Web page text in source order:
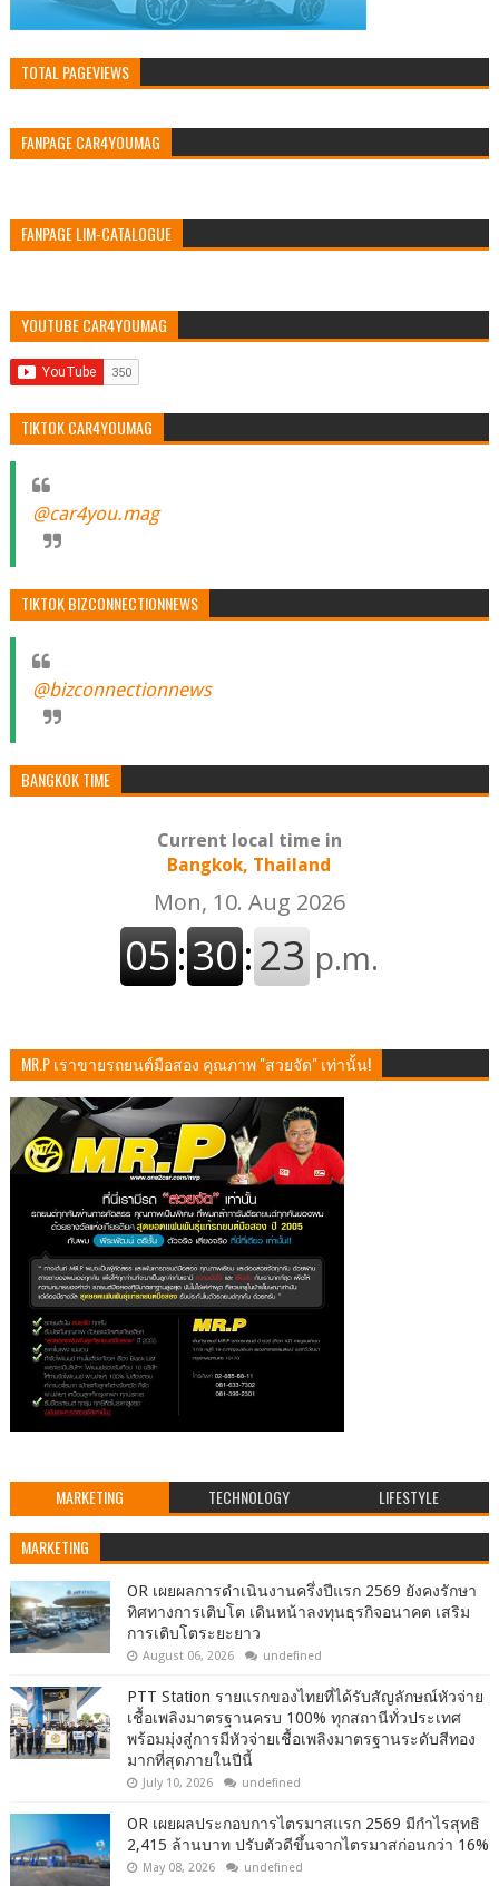
TOTAL PAGEVIEWS
FANPAGE CAR4YOUMAG
FANPAGE LIM-CATALOGUE
YOUTUBE CAR4YOUMAG
TIKTOK CAR4YOUMAG
@car4you.mag
TIKTOK BIZCONNECTIONNEWS
@bizconnectionnews
BANGKOK TIME
Current local time in
Bangkok, Thailand
MR.P เราขายรถยนต์มือสอง คุณภาพ "สวยจัด" เท่านั้น!
MARKETING TECHNOLOGY LIFESTYLE
MARKETING
OR เผยผลการดำเนินงานครึ่งปีแรก 2569 ยังคงรักษา
ทิศทางการเติบโต เดินหน้าลงทุนธุรกิจอนาคต เสริม
การเติบโตระยะยาว
August 06, 2026 undefined
PTT Station รายแรกของไทยที่ได้รับสัญลักษณ์หัวจ่าย
เชื้อเพลิงมาตรฐานครบ 100% ทุกสถานีทั่วประเทศ
พร้อมมุ่งสู่การมีหัวจ่ายเชื้อเพลิงมาตรฐานระดับสีทอง
มากที่สุดภายในปีนี้
July 10, 2026 undefined
OR เผยผลประกอบการไตรมาสแรก 2569 มีกำไรสุทธิ
2,415 ล้านบาท ปรับตัวดีขึ้นจากไตรมาสก่อนกว่า 16%
May 08, 2026 undefined